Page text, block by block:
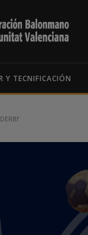
Y TECNIFICACIÓN